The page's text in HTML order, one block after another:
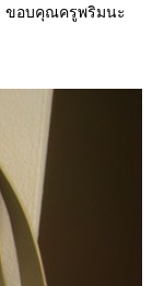
ขอบคุณครูพริมนะ